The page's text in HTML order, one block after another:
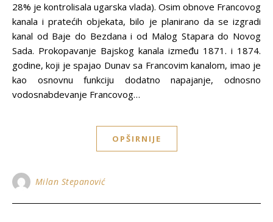
28% je kontrolisala ugarska vlada). Osim obnove Francovog
kanala i pratećih objekata, bilo je planirano da se izgradi
kanal od Baje do Bezdana i od Malog Stapara do Novog
Sada. Prokopavanje Bajskog kanala između 1871. i 1874.
godine, koji je spajao Dunav sa Francovim kanalom, imao je
kao osnovnu funkciju dodatno napajanje, odnosno
vodosnabdevanje Francovog…
OPŠIRNIJE
Milan Stepanović